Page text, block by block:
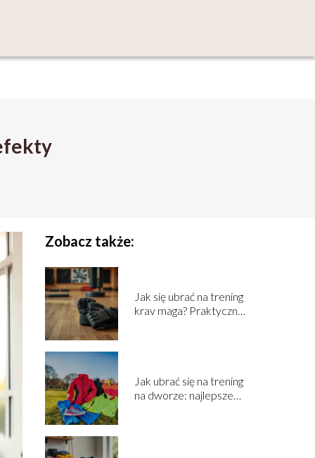
Zobacz także:
Jak się ubrać na trening
krav maga? Praktyczne
Jak ubrać się na trening
na dworze: najlepsze